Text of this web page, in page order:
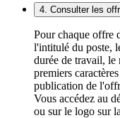
4. Consulter les
Pour chaque offre
l'intitulé du poste,
durée de travail, le
premiers
publication de
Vous accédez au
ou sur le logo sur